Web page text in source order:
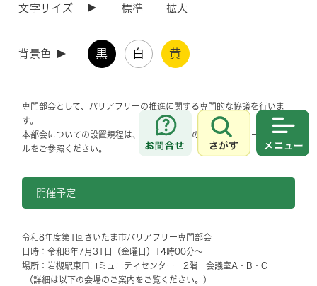
文字サイズ 標準 拡大
背景色 黒 白 黄
お問合せ
さがす
専門部会として、バリアフリーの推進に関する専門的な協議を行いま
す。
本部会についての設置規程は、本ページ下段の関連ダウンロードファイ
ルをご参照ください。
開催予定
令和8年度第1回さいたま市バリアフリー専門部会
日時：令和8年7月31日（金曜日）14時00分～
場所：岩槻駅東口コミュニティセンター 2階 会議室A・B・C
（詳細は以下の会場のご案内をご覧ください。）